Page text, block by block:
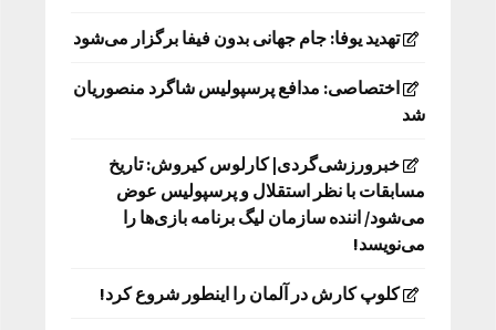
تهدید یوفا: جام جهانی بدون فیفا برگزار می‌شود
اختصاصی: مدافع پرسپولیس شاگرد منصوریان
شد
خبرورزشی‌گردی| کارلوس کیروش: تاریخ
مسابقات با نظر استقلال و پرسپولیس عوض
می‌شود/ اننده سازمان لیگ برنامه بازی‌ها را
می‌نویسد!
کلوپ کارش در آلمان را اینطور شروع کرد!